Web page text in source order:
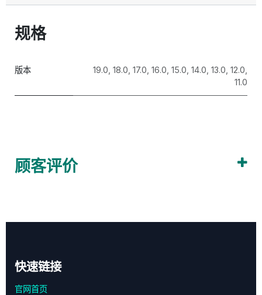
规格
版本 19.0 18.0 17.0 16.0 15.0 14.0 13.0 12.0
11.0
顾客评价
快速链接
官网首页